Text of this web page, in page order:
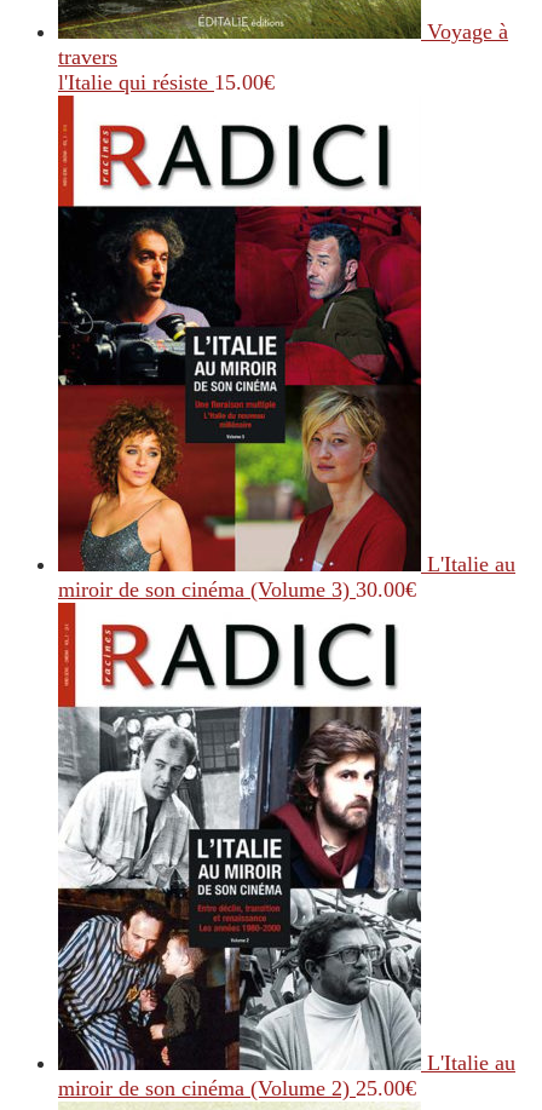
Voyage à
travers
l'Italie qui résiste 15.00€
L'Italie au
miroir de son cinéma (Volume 3) 30.00€
L'Italie au
miroir de son cinéma (Volume 2) 25.00€